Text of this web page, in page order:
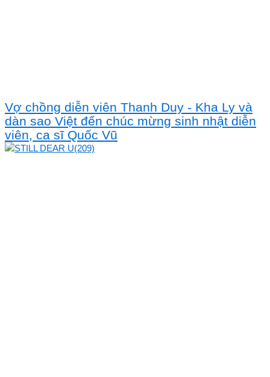
Vợ chồng diễn viên Thanh Duy - Kha Ly và
dàn sao Việt đến chúc mừng sinh nhật diễn
viên, ca sĩ Quốc Vũ